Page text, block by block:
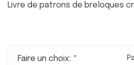
Livre de patrons de breloques
Faire un choix: *